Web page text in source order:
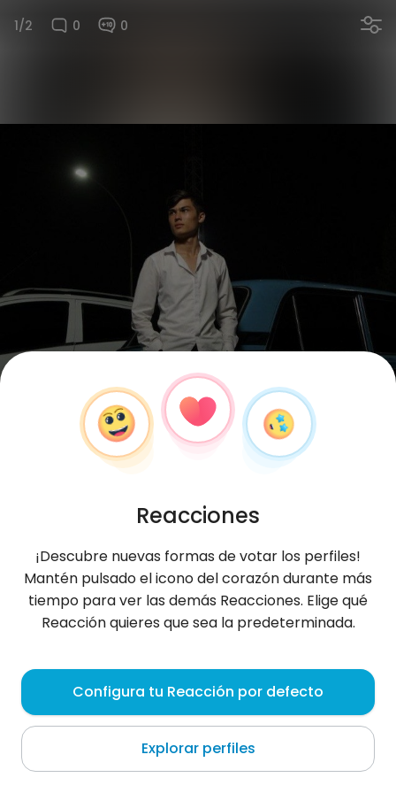
1/2 0 0
Usman , 20
Samarqand
Sobre mí
Reacciones
¡Descubre nuevas formas de votar los perfiles!
Mantén pulsado el icono del corazón durante más
tiempo para ver las demás Reacciones. Elige qué
Reacción quieres que sea la predeterminada.
Configura tu Reacción por defecto
Explorar perfiles